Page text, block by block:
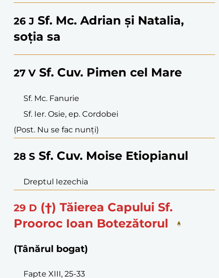
26 J Sf. Mc. Adrian și Natalia,
soția sa
27 V Sf. Cuv. Pimen cel Mare
Sf. Mc. Fanurie
Sf. Ier. Osie, ep. Cordobei
(Post. Nu se fac nunți)
28 S Sf. Cuv. Moise Etiopianul
Dreptul Iezechia
29 D (†) Tăierea Capului Sf.
Prooroc Ioan Botezătorul
(Tânărul bogat)
Fapte XIII, 25-33